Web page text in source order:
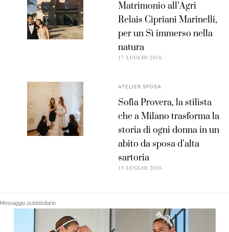
Matrimonio all’Agri
Relais Cipriani Marinelli,
per un Sì immerso nella
natura
17 LUGLIO 2026
ATELIER SPOSA
Sofia Provera, la stilista
che a Milano trasforma la
storia di ogni donna in un
abito da sposa d’alta
sartoria
15 LUGLIO 2026
Messaggio pubblicitario